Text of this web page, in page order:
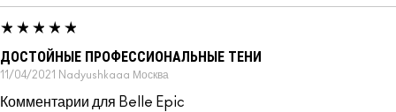
ДОСТОЙНЫЕ ПРОФЕССИОНАЛЬНЫЕ ТЕНИ
11/04/2021 Nadyushkaaa Москва
Комментарии для Belle Epic